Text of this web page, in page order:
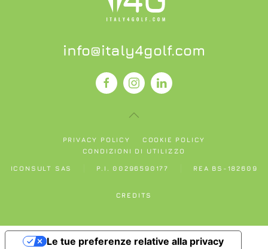
info@italy4golf.com
PRIVACY POLICY
COOKIE POLICY
CONDIZIONI DI UTILIZZO
ICONSULT SAS P.I. 00296590177 REA BS-182609
CREDITS
Le tue preferenze relative alla privacy